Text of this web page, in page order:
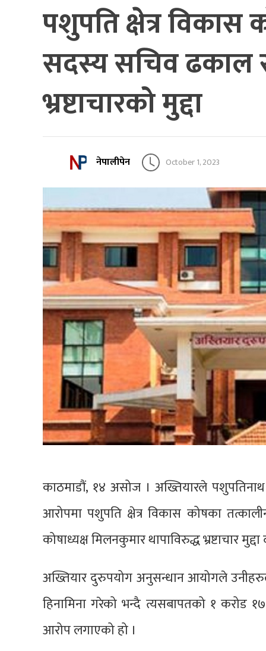
पशुपति क्षेत्र विकास
सदस्य सचिव ढकाल
भ्रष्टाचारको मुद्दा
नेपालीपेन October 1, 2023
काठमाडौं, १४ असोज । अख्तियारले पशुपतिनाथ
आरोपमा पशुपति क्षेत्र विकास कोषका
कोषाध्यक्ष मिलनकुमार थापाविरुद्ध भ्रष्टाचार
अख्तियार दुरुपयोग अनुसन्धान आयोगले
हिनामिना गरेको भन्दै त्यसबापतको १ करोड
आरोप लगाएको हो ।